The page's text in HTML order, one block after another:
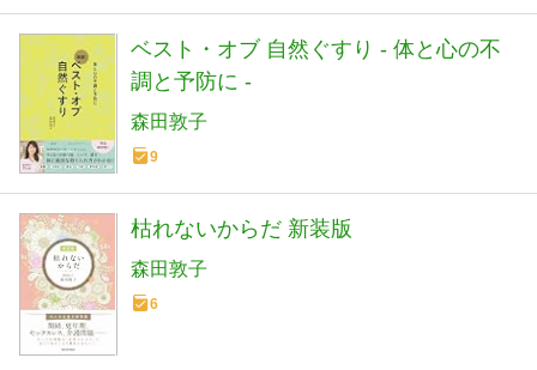
ベスト・オブ 自然ぐすり - 体と心の不
調と予防に -
森田敦子
9
枯れないからだ 新装版
森田敦子
6